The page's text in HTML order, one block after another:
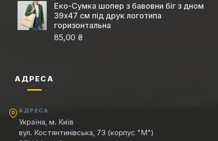
Еко-Сумка шопер з бавовни біг з дном
39x47 см під друк логотипа
горизонтальна
85,00 ₴
АДРЕСА
АДРЕСА
Україна, м. Київ
вул. Костянтинівська, 73 (корпус "М")